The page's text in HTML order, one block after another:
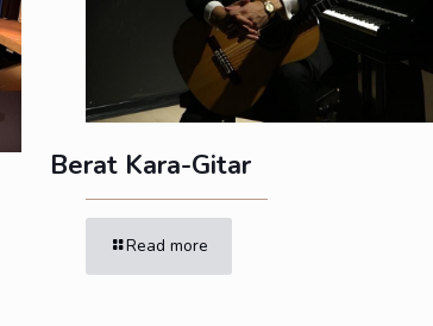
Berat Kara-Gitar
Read more